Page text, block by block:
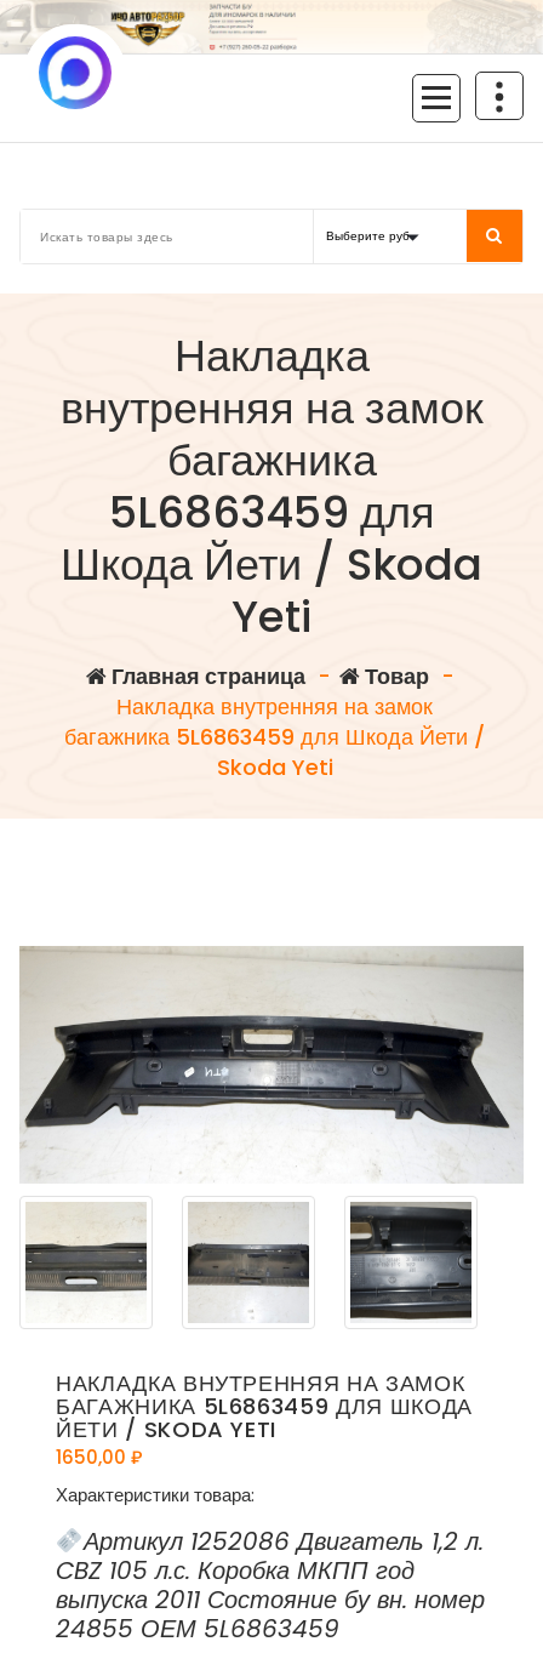
Перейти
к
содержимому
Накладка
внутренняя на замок
багажника
5L6863459 для
Шкода Йети / Skoda
Yeti
Главная страница- Товар-
Накладка внутренняя на замок
багажника 5L6863459 для Шкода Йети /
Skoda Yeti
НАКЛАДКА ВНУТРЕННЯЯ НА ЗАМОК
БАГАЖНИКА 5L6863459 ДЛЯ ШКОДА
ЙЕТИ / SKODA YETI
1650,00 ₽
Характеристики товара:
Артикул 1252086 Двигатель 1,2 л.
CBZ 105 л.с. Коробка МКПП год
выпуска 2011 Состояние бу вн. номер
24855 ОЕМ 5L6863459